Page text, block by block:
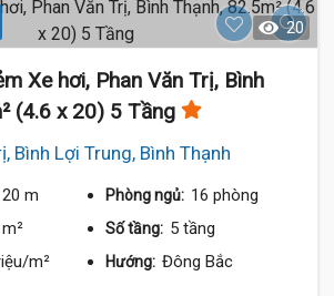
20
Xe hơi, Phan Văn Trị, Bình
(4.6 x 20) 5 Tầng
Bình Lợi Trung, Bình Thạnh
m Phòng ngủ: 16 phòng
Số tầng: 5 tầng
m² Hướng: Đông Bắc